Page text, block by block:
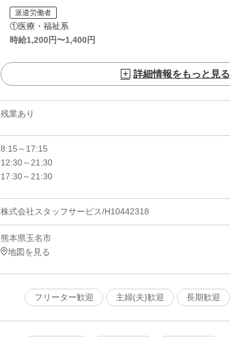
派遣労働者
①医療・福祉系
時給1,200円〜1,400円
詳細情報をもっと見る
残業あり
8:15～17:15
12:30～21:30
17:30～21:30
株式会社スタッフサービス/H10442318
熊本県玉名市
地図を見る
フリーター歓迎
主婦(夫)歓迎 長期歓迎